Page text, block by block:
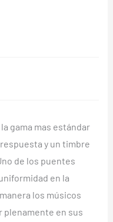
gama mas estándar
y un timbre
de los puentes
en la
los músicos
plenamente en sus